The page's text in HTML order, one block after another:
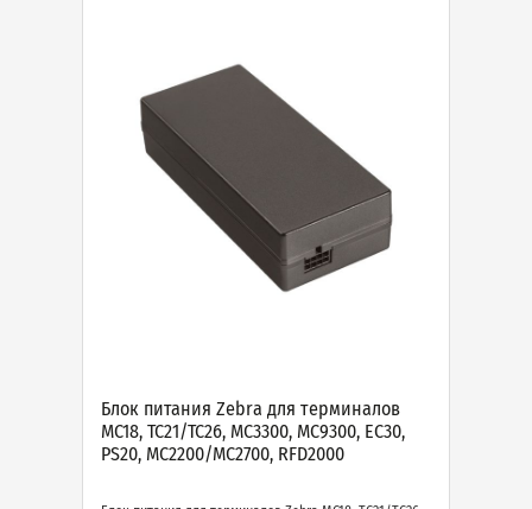
Блок питания Zebra для терминалов
MC18, TC21/TC26, MC3300, MC9300, EC30,
PS20, MC2200/MC2700, RFD2000